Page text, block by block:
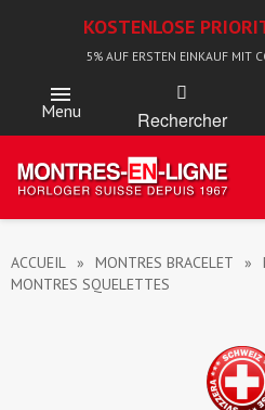
KOSTENLOSE
5% AUF ERSTEN EINKAUF MIT
Menu Rechercher
ACCUEIL MONTRES BRACELET
MONTRES SQUELETTES